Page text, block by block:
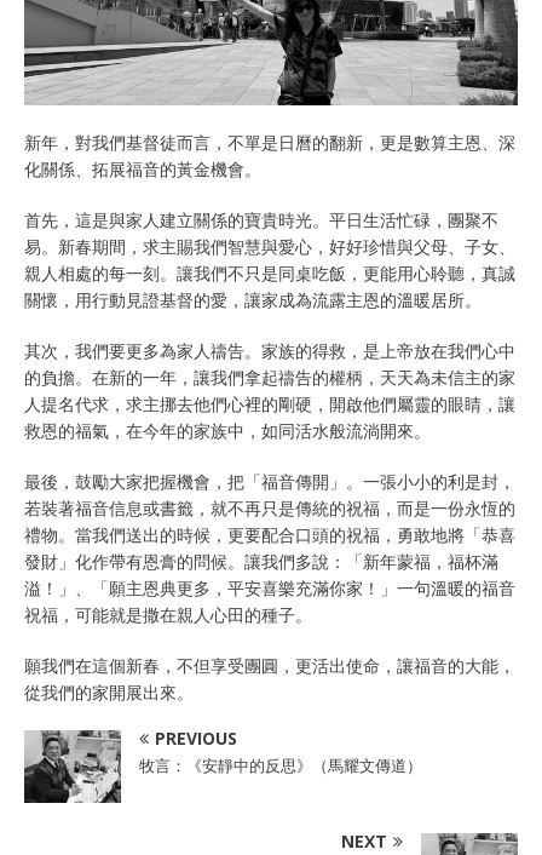
新年，對我們基督徒而言，不單是日曆的翻新，更是數算主恩、深
化關係、拓展福音的黃金機會。
首先，這是與家人建立關係的寶貴時光。平日生活忙碌，團聚不
易。新春期間，求主賜我們智慧與愛心，好好珍惜與父母、子女、
親人相處的每一刻。讓我們不只是同桌吃飯，更能用心聆聽，真誠
關懷，用行動見證基督的愛，讓家成為流露主恩的溫暖居所。
其次，我們要更多為家人禱告。家族的得救，是上帝放在我們心中
的負擔。在新的一年，讓我們拿起禱告的權柄，天天為未信主的家
人提名代求，求主挪去他們心裡的剛硬，開啟他們屬靈的眼睛，讓
救恩的福氣，在今年的家族中，如同活水般流淌開來。
最後，鼓勵大家把握機會，把「福音傳開」。一張小小的利是封，
若裝著福音信息或書籤，就不再只是傳統的祝福，而是一份永恆的
禮物。當我們送出的時候，更要配合口頭的祝福，勇敢地將「恭喜
發財」化作帶有恩膏的問候。讓我們多說：「新年蒙福，福杯滿
溢！」、「願主恩典更多，平安喜樂充滿你家！」一句溫暖的福音
祝福，可能就是撒在親人心田的種子。
願我們在這個新春，不但享受團圓，更活出使命，讓福音的大能，
從我們的家開展出來。
PREVIOUS
牧言：《安靜中的反思》（馬耀文傳道）
NEXT